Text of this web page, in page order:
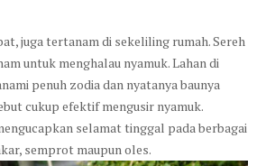
juga tertanam di sekeliling rumah. Sereh
untuk menghalau nyamuk. Lahan di
penuh zodia dan nyatanya baunya
cukup efektif mengusir nyamuk.
selamat tinggal pada berbagai
semprot maupun oles.